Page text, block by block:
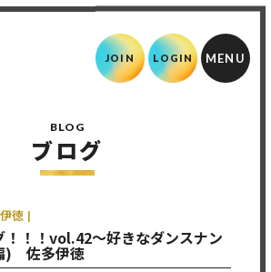
JOIN LOGIN
BLOG
ブログ
徳
！！！vol.42〜好きなダンスナン
) 佐多伊徳